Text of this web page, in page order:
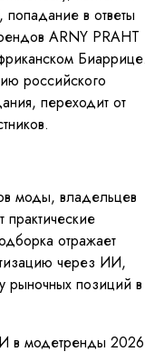
в ответы
ARNY PRAHT
российского
переходит от
моды, владельцев
отражает
через ИИ,
рыночных позиций в
в модетренды 2026